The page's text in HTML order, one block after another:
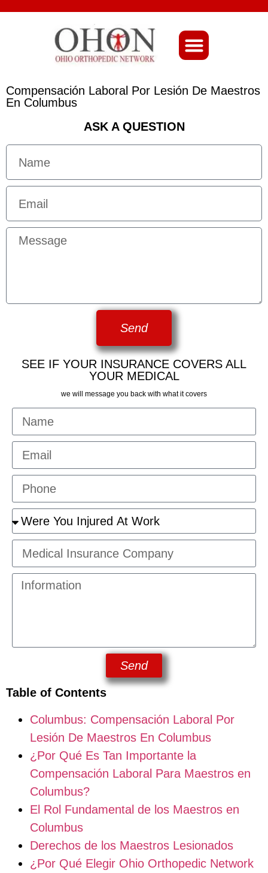
Compensación Laboral Por Lesión De Maestros
En Columbus
ASK A QUESTION
Send
SEE IF YOUR INSURANCE COVERS ALL
YOUR MEDICAL
we will message you back with what it covers
Send
Table of Contents
Columbus: Compensación Laboral Por
Lesión De Maestros En Columbus
¿Por Qué Es Tan Importante la
Compensación Laboral Para Maestros en
Columbus?
El Rol Fundamental de los Maestros en
Columbus
Derechos de los Maestros Lesionados
¿Por Qué Elegir Ohio Orthopedic Network